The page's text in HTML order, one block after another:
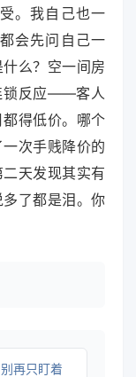
。我自己也一
会先问自己一
么？空一间房
锁反应——客人
得低价。哪个
次手贱降价的
天发现其实有
了都是泪。你
再只盯着